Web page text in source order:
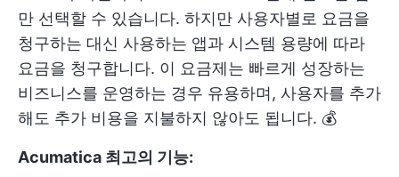
만 선택할 수 있습니다. 하지만 사용자별로 요금을
청구하는 대신 사용하는 앱과 시스템 용량에 따라
요금을 청구합니다. 이 요금제는 빠르게 성장하는
비즈니스를 운영하는 경우 유용하며, 사용자를 추가
해도 추가 비용을 지불하지 않아도 됩니다. 💰
Acumatica 최고의 기능: